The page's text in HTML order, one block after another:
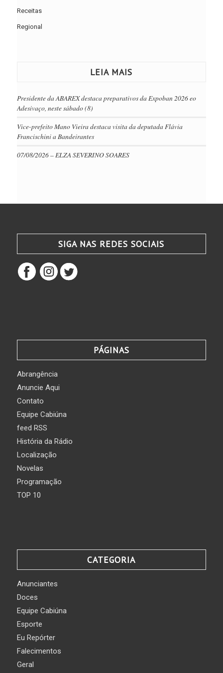
Receitas
Regional
LEIA MAIS
Presidente da ABAREX destaca preparativos da Expoban 2026 eo
Adesivaço, neste sábado (8)
Vice-prefeito Mano Vieira destaca visita da deputada Flávia
Francischini a Bandeirantes
07/08/2026 – ELZA SEVERINO SOARES
SIGA NAS REDES SOCIAIS
PÁGINAS
Abrangência
Anuncie Aqui
Contato
Equipe Cabiúna
feed RSS
História da Rádio
Localização
Novelas
Programação
TOP 10
CATEGORIA
Anunciantes
Doces
Equipe Cabiúna
Esporte
Eu Repórter
Falecimentos
Geral